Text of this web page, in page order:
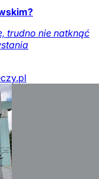
trudno nie natknąć